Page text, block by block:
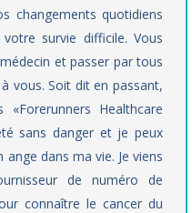
changements quotidiens
survie difficile. Vous
et passer par tous
vous. Soit dit en passant,
Healthcare
sans danger et je peux
dans ma vie. Je viens
de numéro de
connaître le cancer du